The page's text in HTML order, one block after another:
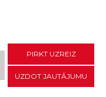
PIRKT UZREIZ
UZDOT JAUTĀJUMU